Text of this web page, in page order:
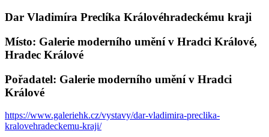
Dar Vladimíra Preclíka Královéhradeckému kraji
Místo: Galerie moderního umění v Hradci Králové,
Hradec Králové
Pořadatel: Galerie moderního umění v Hradci
Králové
https://www.galeriehk.cz/vystavy/dar-vladimira-preclika-
kralovehradeckemu-kraji/